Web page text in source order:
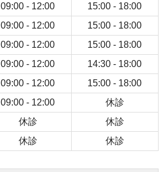
09:00 - 12:00
15:00 - 18:00
09:00 - 12:00
15:00 - 18:00
09:00 - 12:00
15:00 - 18:00
09:00 - 12:00
14:30 - 18:00
09:00 - 12:00
15:00 - 18:00
09:00 - 12:00
休診
休診
休診
休診 休診